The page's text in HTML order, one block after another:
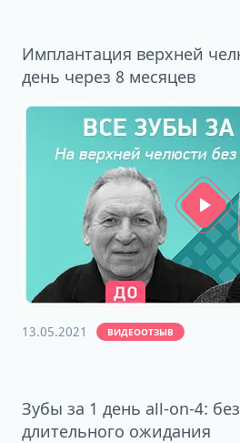
Имплантация верхней
день через 8 месяцев
13.05.2021 ВИДЕООТЗЫВ
Зубы за 1 день all-on-4:
длительного ожидания